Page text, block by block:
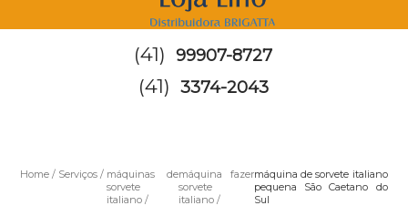
(41) 99907-8727
(41) 3374-2043
Home Serviços
máquinas de
sorvete
italiano
máquina fazer
sorvete
italiano
máquina de sorvete italiano
pequena São Caetano do
Sul